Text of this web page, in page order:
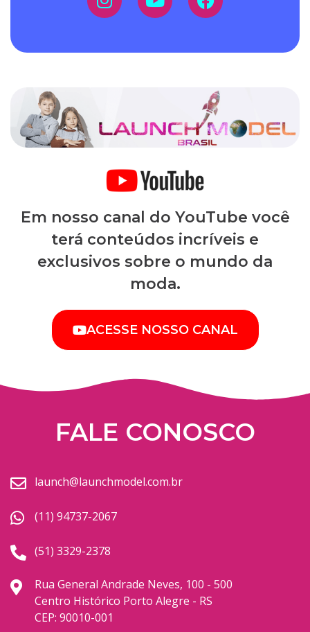
Em nosso canal do YouTube você
terá conteúdos incríveis e
exclusivos sobre o mundo da
moda.
ACESSE NOSSO CANAL
FALE CONOSCO
launch@launchmodel.com.br
(11) 94737-2067
(51) 3329-2378
Rua General Andrade Neves, 100 - 500
Centro Histórico Porto Alegre - RS
CEP: 90010-001